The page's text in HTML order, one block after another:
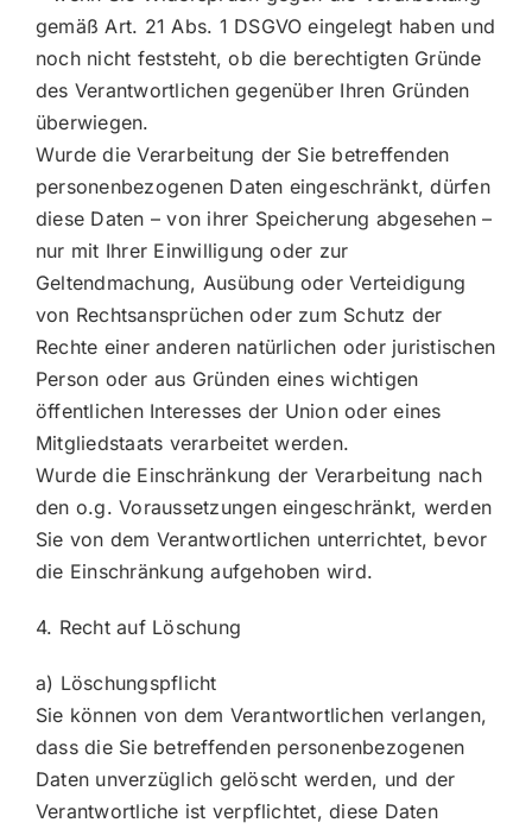
gemäß Art. 21 Abs. 1 DSGVO eingelegt haben und
noch nicht feststeht, ob die berechtigten Gründe
des Verantwortlichen gegenüber Ihren Gründen
überwiegen.
Wurde die Verarbeitung der Sie betreffenden
personenbezogenen Daten eingeschränkt, dürfen
diese Daten – von ihrer Speicherung abgesehen –
nur mit Ihrer Einwilligung oder zur
Geltendmachung, Ausübung oder Verteidigung
von Rechtsansprüchen oder zum Schutz der
Rechte einer anderen natürlichen oder juristischen
Person oder aus Gründen eines wichtigen
öffentlichen Interesses der Union oder eines
Mitgliedstaats verarbeitet werden.
Wurde die Einschränkung der Verarbeitung nach
den o.g. Voraussetzungen eingeschränkt, werden
Sie von dem Verantwortlichen unterrichtet, bevor
die Einschränkung aufgehoben wird.
4. Recht auf Löschung
a) Löschungspflicht
Sie können von dem Verantwortlichen verlangen,
dass die Sie betreffenden personenbezogenen
Daten unverzüglich gelöscht werden, und der
Verantwortliche ist verpflichtet, diese Daten